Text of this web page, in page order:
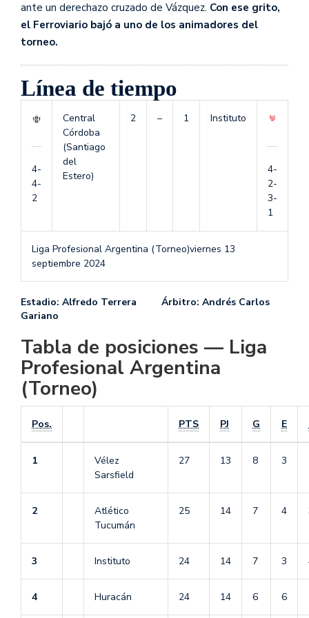
ante un derechazo cruzado de Vázquez. Con ese grito,
el Ferroviario bajó a uno de los animadores del
torneo.
Línea de tiempo
4-
4-
2
Central
Córdoba
(Santiago
del
Estero)
2 – 1 Instituto
4-
2-
3-
1
Liga Profesional Argentina (Torneo)viernes 13
septiembre 2024
Estadio: Alfredo Terrera Árbitro: Andrés Carlos
Gariano
Tabla de posiciones — Liga
Profesional Argentina
(Torneo)
Pos. PTS PJ G E
1
Vélez
Sarsfield
27 13 8 3
2
Atlético
Tucumán
25 14 7 4
3 Instituto 24 14 7 3
4 Huracán 24 14 6 6